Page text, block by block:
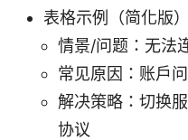
表格示例（简化版）
情景/问题：无法
常见原因：账户
解决策略：切换
协议